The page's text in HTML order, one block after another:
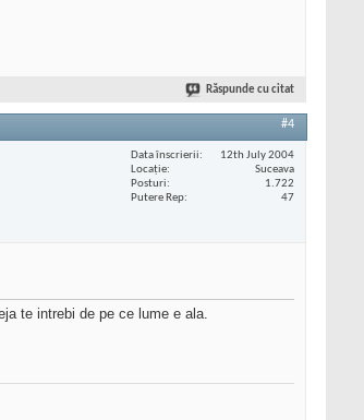
Răspunde cu citat
#4
Data înscrierii
12th July 2004
Locaţie
Suceava
Posturi
1.722
Putere Rep
47
te intrebi de pe ce lume e ala.